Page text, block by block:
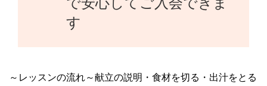
す
～レッスンの流れ～献立の説明・食材を切る・出汁をとる